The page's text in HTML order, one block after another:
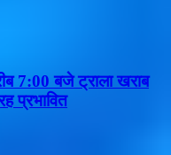
7:00 बजे ट्राला खराब
प्रभावित